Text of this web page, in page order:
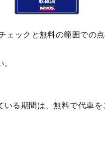
ェックと無料の範囲での
る期間は、無料で代車